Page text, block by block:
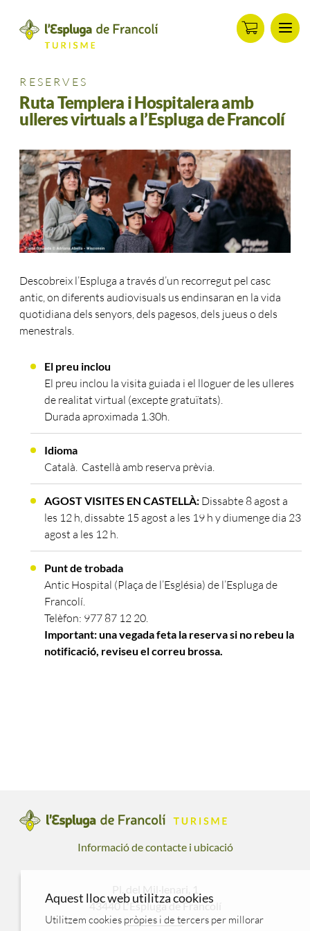
Menu
RESERVES
Ruta Templera i Hospitalera amb
ulleres virtuals a l’Espluga de Francolí
Descobreix l’Espluga a través d’un recorregut pel casc
antic, on diferents audiovisuals us endinsaran en la vida
quotidiana dels senyors, dels pagesos, dels jueus o dels
menestrals.
El preu inclou
El preu inclou la visita guiada i el lloguer de les ulleres
de realitat virtual (excepte gratuïtats).
Durada aproximada 1.30h.
Idioma
Català. Castellà amb reserva prèvia.
AGOST VISITES EN CASTELLÀ:Dissabte 8 agost a
les 12 h, dissabte 15 agost a les 19 h y diumenge dia 23
agost a les 12 h.
Punt de trobada
Antic Hospital (Plaça de l’Església) de l’Espluga de
Francolí.
Telèfon: 977 87 12 20.
Important: una vegada feta la reserva si no rebeu la
notificació, reviseu el correu brossa.
Informació de contacte i ubicació
Pl. del Mil·lenari, 1
43440 L'Espluga de Francolí
Aquest lloc web utilitza cookies
Utilitzem cookies pròpies i de tercers per millorar